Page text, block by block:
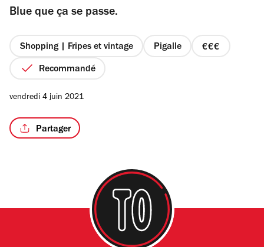
Blue que ça se passe.
Shopping | Fripes et vintage Pigalle
prix
Recommandé
vendredi 4 juin 2021
Partager